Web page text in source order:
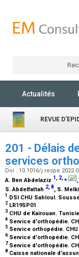
Actualités
REVUE
201 - Délais
services
Doi : 10.1016/
A. Ben Abdelaziz 1, 2,⁎
S. Abdelfattah 2 8, S. Melki
1 DSI CHU Sahloul.
2 LR19SP01
3 CHU de Kairouan. Tunisie
4 Service d'orthopédie.
5 Service orthopédie.
6Service d'orthopédie.
7 Service d'orthopédie.
8 Caisse nationale